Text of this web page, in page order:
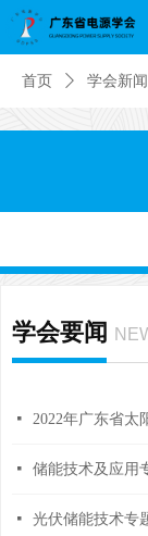
首页 ꄲ 学会新闻
学会要闻
넷
넷
넷